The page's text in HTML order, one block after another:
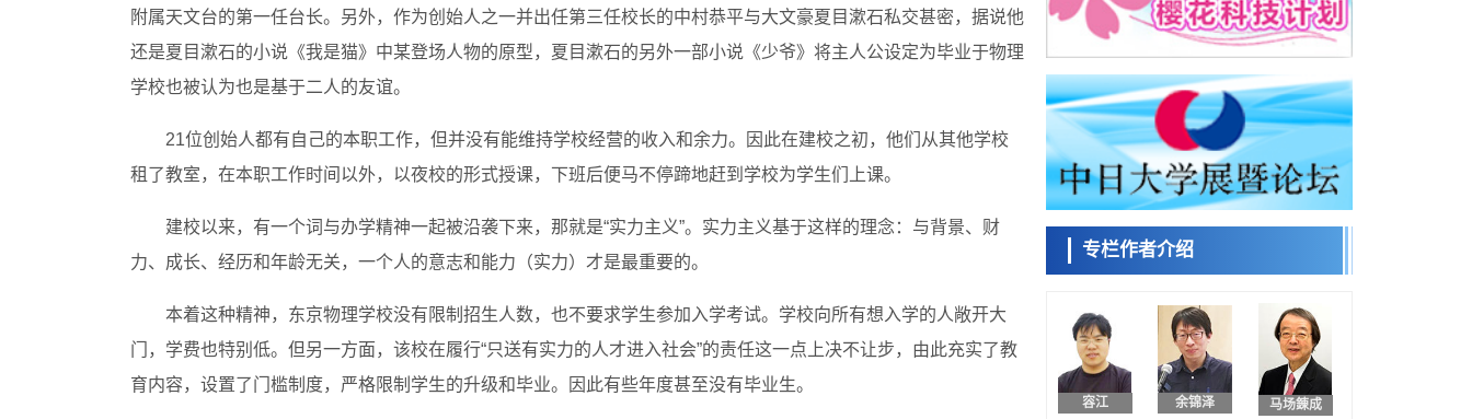
附属天文台的第一任台长。另外，作为创始人之一并出任第三任校长的中村恭平与大文豪夏目漱石私交甚密，据说他
还是夏目漱石的小说《我是猫》中某登场人物的原型，夏目漱石的另外一部小说《少爷》将主人公设定为毕业于物理
学校也被认为也是基于二人的友谊。
21位创始人都有自己的本职工作，但并没有能维持学校经营的收入和余力。因此在建校之初，他们从其他学校
租了教室，在本职工作时间以外，以夜校的形式授课，下班后便马不停蹄地赶到学校为学生们上课。
建校以来，有一个词与办学精神一起被沿袭下来，那就是“实力主义”。实力主义基于这样的理念：与背景、财
力、成长、经历和年龄无关，一个人的意志和能力（实力）才是最重要的。
本着这种精神，东京物理学校没有限制招生人数，也不要求学生参加入学考试。学校向所有想入学的人敞开大
门，学费也特别低。但另一方面，该校在履行“只送有实力的人才进入社会”的责任这一点上决不让步，由此充实了教
育内容，设置了门槛制度，严格限制学生的升级和毕业。因此有些年度甚至没有毕业生。
科学研究
东京都健康长寿医疗中心跨器官揭示衰老过
程中的糖链变化
科学研究
产总研无需石油利用松脂制备石墨前驱体，
可作为电池电极材料
科学研究
东京大学和海上保安厅等发现南海海槽沿线
板块边界锁定状态存在区域差异
政策
日本第2次医疗研究开发调整费，根据一线实
科学研究
千叶大学鉴定出导致难治性疾病“肺高血压症”
科学研究
京都大学高效生成光的构成单元“光子”，可应
用于量子计算机
科学研究
开发出300亿年仅误差1秒的光晶格钟，构建
网络将其打造为下一代社会基础设施
专栏作者介绍
小岩井忠道 泷川 进 戴维
陈小牧 李鸥 安宁
日本科学未